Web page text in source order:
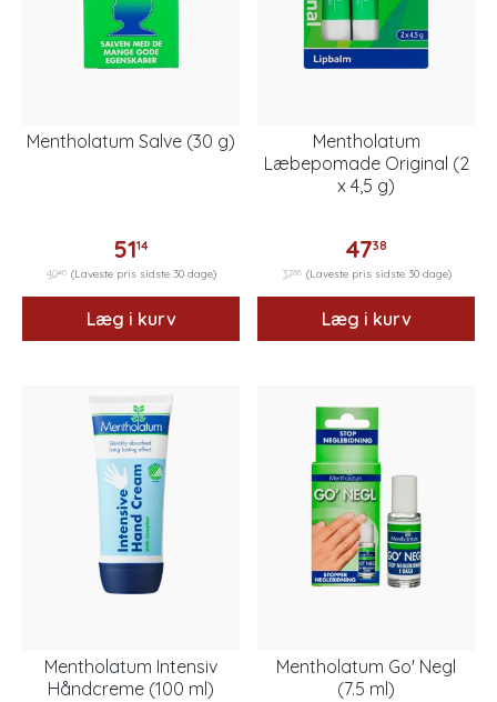
Mentholatum Salve (30 g)
5114
4040 (Laveste pris sidste 30 dage)
Læg i kurv
Mentholatum
Læbepomade Original (2
x 4,5 g)
4738
3756 (Laveste pris sidste 30 dage)
Læg i kurv
Mentholatum Intensiv
Håndcreme (100 ml)
Mentholatum Go' Negl
(7.5 ml)